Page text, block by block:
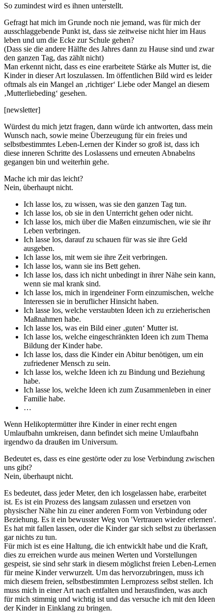
So zumindest wird es ihnen unterstellt.
Gefragt hat mich im Grunde noch nie jemand, was für mich der
ausschlaggebende Punkt ist, dass sie zeitweise nicht hier im Haus
leben und um die Ecke zur Schule gehen?
(Dass sie die andere Hälfte des Jahres dann zu Hause sind und zwar
den ganzen Tag, das zählt nicht)
Man erkennt nicht, dass es eine erarbeitete Stärke als Mutter ist, die
Kinder in dieser Art loszulassen. Im öffentlichen Bild wird es leider
oftmals als ein Mangel an ‚richtiger‘ Liebe oder Mangel an diesem
‚Mutterliebeding‘ gesehen.
[newsletter]
Würdest du mich jetzt fragen, dann würde ich antworten, dass mein
Wunsch nach, sowie meine Überzeugung für ein freies und
selbstbestimmtes Leben-Lernen der Kinder so groß ist, dass ich
diese inneren Schritte des Loslassens und erneuten Abnabelns
gegangen bin und weiterhin gehe.
Mache ich mir das leicht?
Nein, überhaupt nicht.
Ich lasse los, zu wissen, was sie den ganzen Tag tun.
Ich lasse los, ob sie in den Unterricht gehen oder nicht.
Ich lasse los, mich über die Maßen einzumischen, wie sie ihr
Leben verbringen.
Ich lasse los, darauf zu schauen für was sie ihre Geld
ausgeben.
Ich lasse los, mit wem sie ihre Zeit verbringen.
Ich lasse los, wann sie ins Bett gehen.
Ich lasse los, dass ich nicht unbedingt in ihrer Nähe sein kann,
wenn sie mal krank sind.
Ich lasse los, mich in irgendeiner Form einzumischen, welche
Interessen sie in beruflicher Hinsicht haben.
Ich lasse los, welche verstaubten Ideen ich zu erzieherischen
Maßnahmen habe.
Ich lasse los, was ein Bild einer ‚guten‘ Mutter ist.
Ich lasse los, welche eingeschränkten Ideen ich zum Thema
Bildung der Kinder habe.
Ich lasse los, dass die Kinder ein Abitur benötigen, um ein
zufriedener Mensch zu sein.
Ich lasse los, welche Ideen ich zu Bindung und Beziehung
habe.
Ich lasse los, welche Ideen ich zum Zusammenleben in einer
Familie habe.
…
Wenn Helikoptermütter ihre Kinder in einer recht engen
Umlaufbahn umkreisen, dann befindet sich meine Umlaufbahn
irgendwo da draußen im Universum.
Bedeutet es, dass es eine gestörte oder zu lose Verbindung zwischen
uns gibt?
Nein, überhaupt nicht.
Es bedeutet, dass jeder Meter, den ich losgelassen habe, erarbeitet
ist. Es ist ein Prozess des langsam zulassen und ersetzen von
physischer Nähe hin zu einer anderen Form von Verbindung oder
Beziehung. Es it ein bewusster Weg von 'Vertrauen wieder erlernen'.
Es hat mit fallen lassen, oder die Kinder gar sich selbst zu überlassen
gar nichts zu tun.
Für mich ist es eine Haltung, die ich entwicklt habe und die Kraft,
dies zu erreichen wurde aus meinen Werten und Vorstellungen
gespeist, sie sind sehr stark in diesem möglichst freien Leben-Lernen
für meine Kinder verwurzelt. Um das hervorzubringen, muss ich
mich diesem freien, selbstbestimmten Lernprozess selbst stellen. Ich
muss mich in einer Art nach entfalten und herausfinden, was auch
für mich stimmig und wichtig ist und das versuche ich mit den Ideen
der Kinder in Einklang zu bringen.